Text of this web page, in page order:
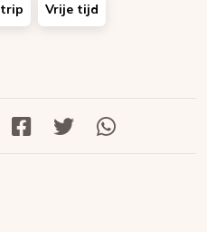
Vrije tijd
Deel
Deel
Deel
Deel